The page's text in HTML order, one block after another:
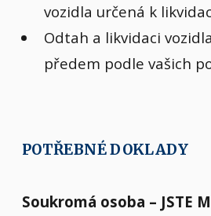
vozidla určená k
Odtah a likvidaci
předem podle vašich
POTŘEBNÉ DOKLADY
Soukromá osoba – JSTE